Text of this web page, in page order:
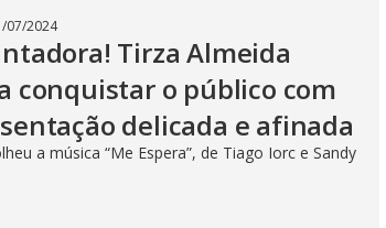
07/2024
Tirza Almeida
conquistar o público com
delicada e afinada
a música “Me Espera”, de Tiago Iorc e Sandy